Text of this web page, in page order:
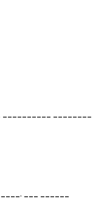
________
___ ______